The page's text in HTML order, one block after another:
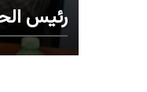
رئيس